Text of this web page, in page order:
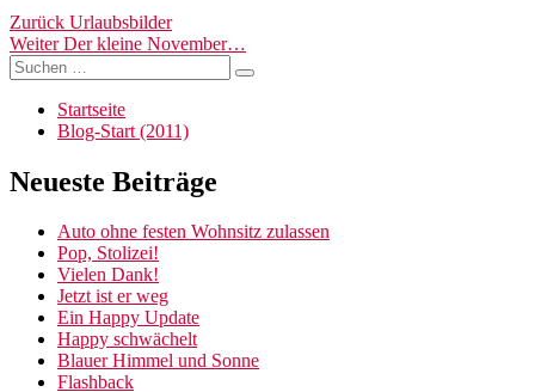
Beitragsnavigation
Zurück Vorheriger
Beitrag:
Urlaubsbilder
Weiter Nächster
Beitrag:
Der kleine November…
Suchen
nach:
Suchen
Startseite
Blog-Start (2011)
Neueste Beiträge
Auto ohne festen Wohnsitz zulassen
Pop, Stolizei!
Vielen Dank!
Jetzt ist er weg
Ein Happy Update
Happy schwächelt
Blauer Himmel und Sonne
Flashback